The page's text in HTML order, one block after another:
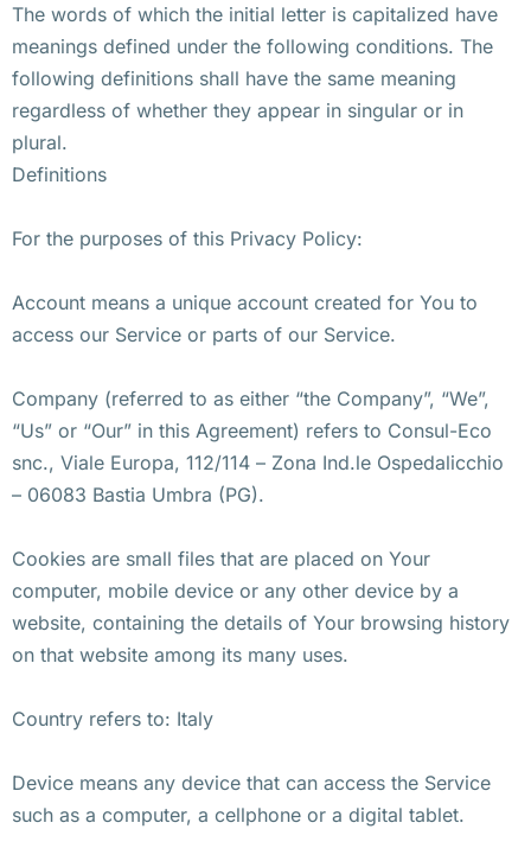
The words of which the initial letter is capitalized have
meanings defined under the following conditions. The
following definitions shall have the same meaning
regardless of whether they appear in singular or in
plural.
Definitions
For the purposes of this Privacy Policy:
Account means a unique account created for You to
access our Service or parts of our Service.
Company (referred to as either “the Company”, “We”,
“Us” or “Our” in this Agreement) refers to Consul-Eco
snc., Viale Europa, 112/114 – Zona Ind.le Ospedalicchio
– 06083 Bastia Umbra (PG).
Cookies are small files that are placed on Your
computer, mobile device or any other device by a
website, containing the details of Your browsing history
on that website among its many uses.
Country refers to: Italy
Device means any device that can access the Service
such as a computer, a cellphone or a digital tablet.